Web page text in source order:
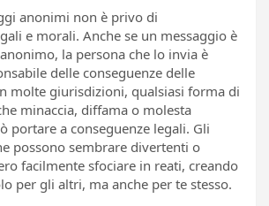
anonimi non è privo di
e morali. Anche se un messaggio è
la persona che lo invia è
delle conseguenze delle
molte giurisdizioni, qualsiasi forma di
minaccia, diffama o molesta
portare a conseguenze legali. Gli
possono sembrare divertenti o
facilmente sfociare in reati, creando
per gli altri, ma anche per te stesso.